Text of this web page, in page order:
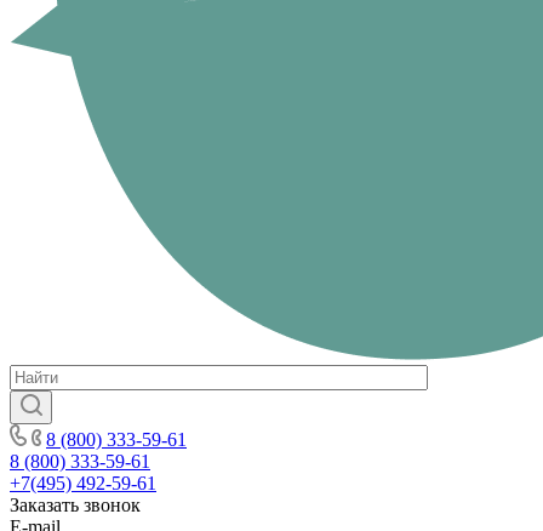
8 (800) 333-59-61
8 (800) 333-59-61
+7(495) 492-59-61
Заказать звонок
E-mail